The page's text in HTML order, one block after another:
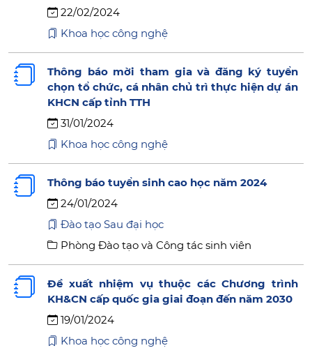
22/02/2024
Khoa học công nghệ
Thông báo mời tham gia và đăng ký tuyển
chọn tổ chức, cá nhân chủ trì thực hiện dự án
KHCN cấp tỉnh TTH
31/01/2024
Khoa học công nghệ
Thông báo tuyển sinh cao học năm 2024
24/01/2024
Đào tạo Sau đại học
Phòng Đào tạo và Công tác sinh viên
Đề xuất nhiệm vụ thuộc các Chương trình
KH&CN cấp quốc gia giai đoạn đến năm 2030
19/01/2024
Khoa học công nghệ